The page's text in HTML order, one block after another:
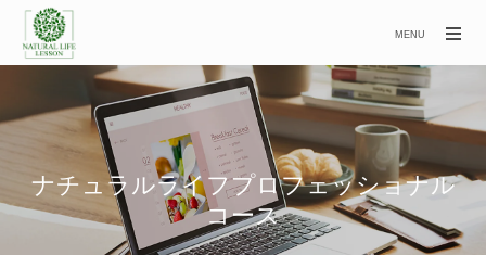
ナチュラルライフプロフェッショナル
コース
MENU